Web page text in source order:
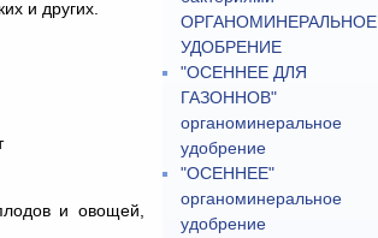
и других.
и овощей,
ОРГАНОМИНЕРАЛЬНОЕ
УДОБРЕНИЕ
"ОСЕННЕЕ ДЛЯ
ГАЗОННОВ"
органоминеральное
удобрение
"ОСЕННЕЕ"
органоминеральное
удобрение